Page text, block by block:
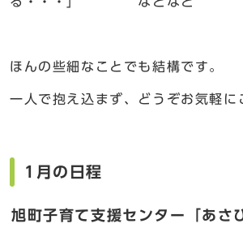
ほんの些細なことでも結構です。
一人で抱え込まず、どうぞお気軽に
1月の日程
旭町子育て支援センター「あさ